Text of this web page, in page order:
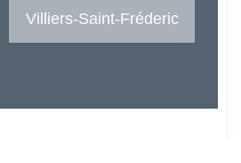
Villiers-Saint-Fréderic